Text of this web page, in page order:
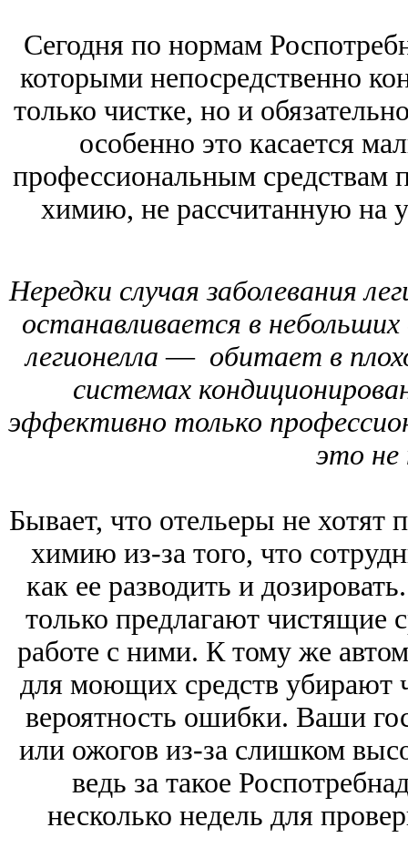
Сегодня по нормам
которыми непосредственно
только чистке, но и
особенно это касается
профессиональным
химию, не рассчитанную на
Нередки случая заболевания
останавливается в
легионелла ― обитает в
системах
эффективно только
это не
Бывает, что отельеры не хотят
химию из-за того, что
как ее разводить и
только предлагают чистящие
работе с ними. К тому же
для моющих средств убирают
вероятность ошибки. Ваши
или ожогов из-за слишком
ведь за такое
несколько недель для